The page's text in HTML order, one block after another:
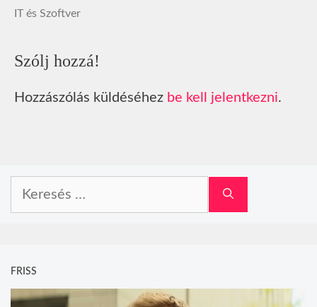
IT és Szoftver
Szólj hozzá!
Hozzászólás küldéséhez be kell jelentkezni.
FRISS